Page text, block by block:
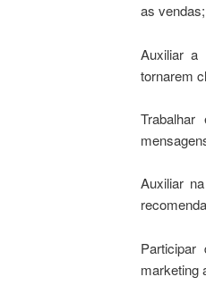
as vendas;
Auxiliar a
tornarem
Auxiliar
marketing